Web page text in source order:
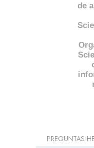
de
PREGUNTAS